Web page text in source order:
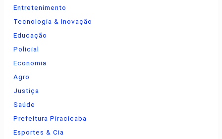
Entretenimento
Tecnologia & Inovação
Educação
Policial
Economia
Agro
Justiça
Saúde
Prefeitura Piracicaba
Esportes & Cia